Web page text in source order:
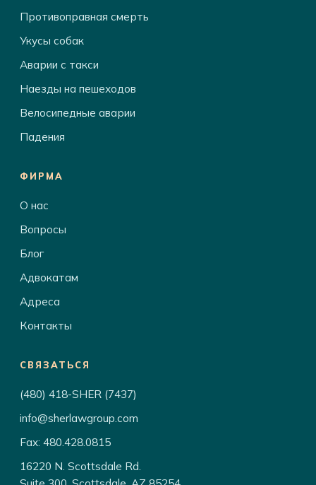
Противоправная смерть
Укусы собак
Аварии с такси
Наезды на пешеходов
Велосипедные аварии
Падения
ФИРМА
О нас
Вопросы
Блог
Адвокатам
Адреса
Контакты
СВЯЗАТЬСЯ
(480) 418-SHER (7437)
info@sherlawgroup.com
Fax: 480.428.0815
16220 N. Scottsdale Rd.